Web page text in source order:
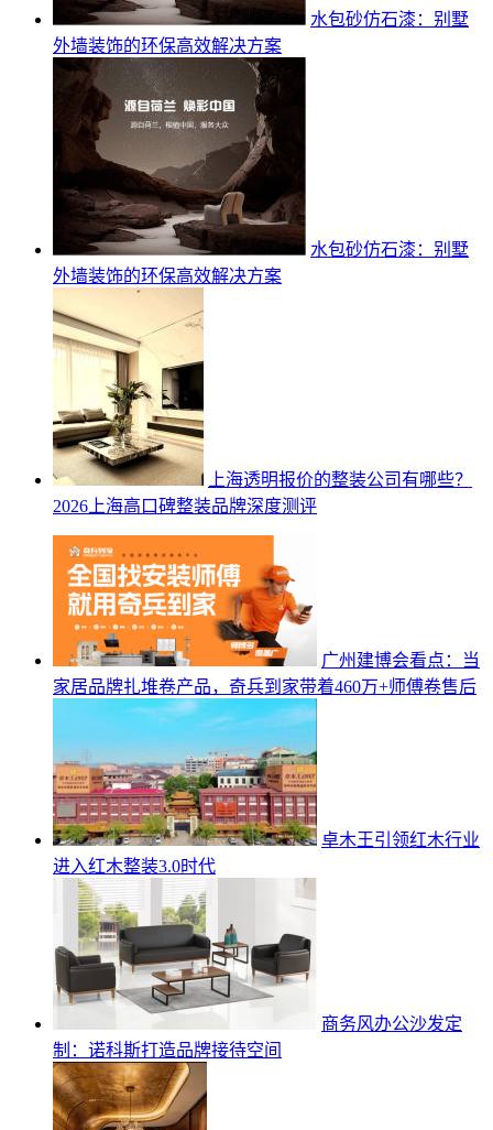
水包砂仿石漆：别墅
外墙装饰的环保高效解决方案
水包砂仿石漆：别墅
外墙装饰的环保高效解决方案
上海透明报价的整装公司有哪些？
2026上海高口碑整装品牌深度测评
广州建博会看点：当
家居品牌扎堆卷产品，奇兵到家带着460万+师傅卷售后
卓木王引领红木行业
进入红木整装3.0时代
商务风办公沙发定
制：诺科斯打造品牌接待空间